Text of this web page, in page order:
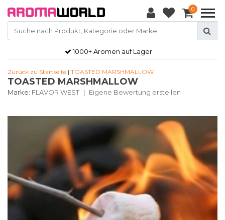
0
1000+ Aromen auf Lager
Zurück zu Startseite | TOASTED MARSHMALLOW
TOASTED MARSHMALLOW
Marke: FLAVOR WEST | Eigene Bewertung erstellen